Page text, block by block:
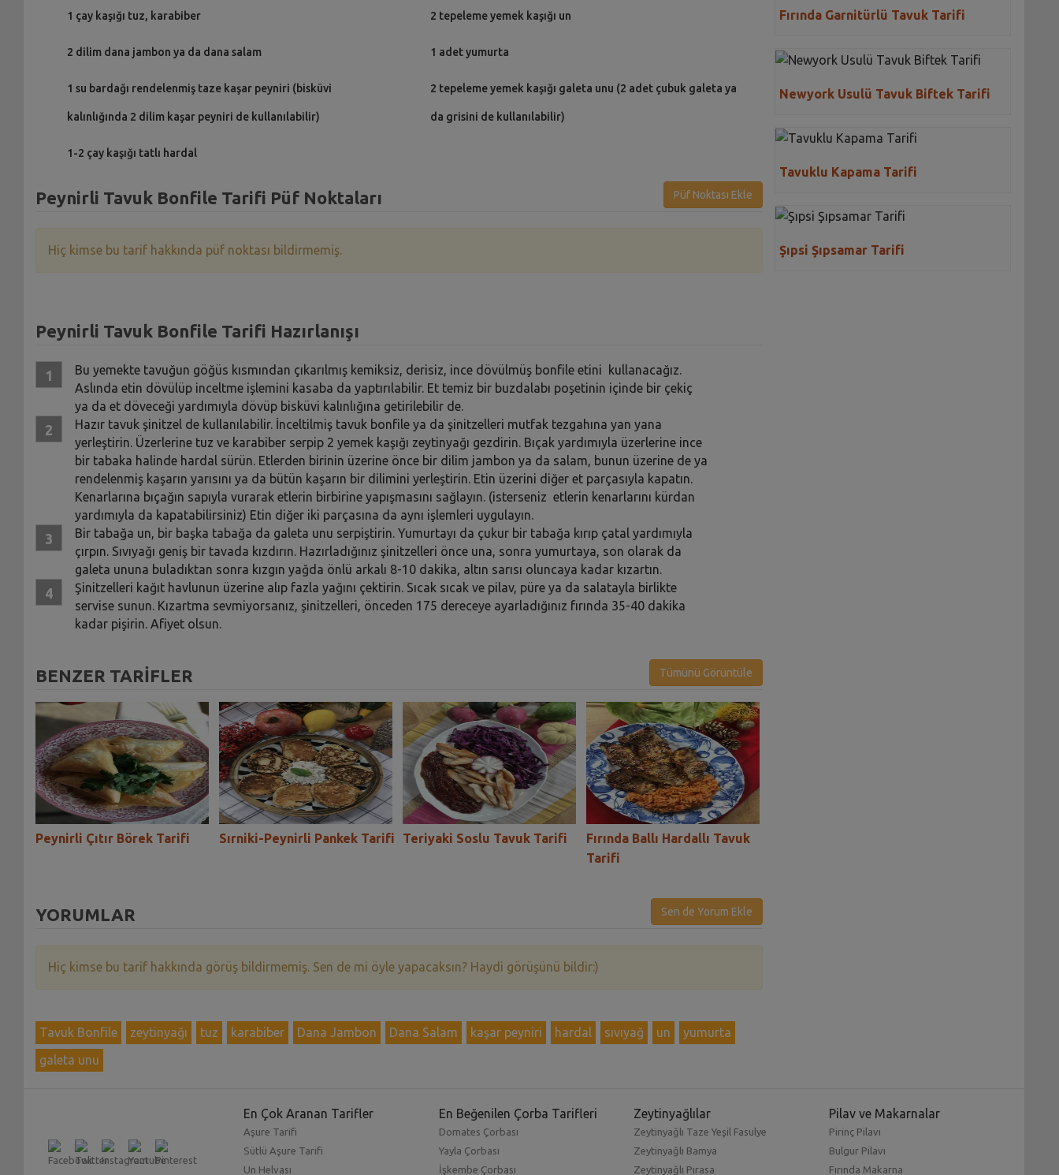
1 çay kaşığı tuz, karabiber
2 dilim dana jambon ya da dana salam
1 su bardağı rendelenmiş taze kaşar peyniri (bisküvi
kalınlığında 2 dilim kaşar peyniri de kullanılabilir)
1-2 çay kaşığı tatlı hardal
2 tepeleme yemek kaşığı un
1 adet yumurta
2 tepeleme yemek kaşığı galeta unu (2 adet çubuk galeta ya
da grisini de kullanılabilir)
Peynirli Tavuk Bonfile Tarifi Püf Noktaları Püf Noktası Ekle
Hiç kimse bu tarif hakkında püf noktası bildirmemiş.
Peynirli Tavuk Bonfile Tarifi Hazırlanışı
Bu yemekte tavuğun göğüs kısmından çıkarılmış kemiksiz, derisiz, ince dövülmüş bonfile etini kullanacağız.
Aslında etin dövülüp inceltme işlemini kasaba da yaptırılabilir. Et temiz bir buzdalabı poşetinin içinde bir çekiç
ya da et döveceği yardımıyla dövüp bisküvi kalınlığına getirilebilir de.
Hazır tavuk şinitzel de kullanılabilir. İnceltilmiş tavuk bonfile ya da şinitzelleri mutfak tezgahına yan yana
yerleştirin. Üzerlerine tuz ve karabiber serpip 2 yemek kaşığı zeytinyağı gezdirin. Bıçak yardımıyla üzerlerine ince
bir tabaka halinde hardal sürün. Etlerden birinin üzerine önce bir dilim jambon ya da salam, bunun üzerine de ya
rendelenmiş kaşarın yarısını ya da bütün kaşarın bir dilimini yerleştirin. Etin üzerini diğer et parçasıyla kapatın.
Kenarlarına bıçağın sapıyla vurarak etlerin birbirine yapışmasını sağlayın. (isterseniz etlerin kenarlarını kürdan
yardımıyla da kapatabilirsiniz) Etin diğer iki parçasına da aynı işlemleri uygulayın.
Bir tabağa un, bir başka tabağa da galeta unu serpiştirin. Yumurtayı da çukur bir tabağa kırıp çatal yardımıyla
çırpın. Sıvıyağı geniş bir tavada kızdırın. Hazırladığınız şinitzelleri önce una, sonra yumurtaya, son olarak da
galeta ununa buladıktan sonra kızgın yağda önlü arkalı 8-10 dakika, altın sarısı oluncaya kadar kızartın.
Şinitzelleri kağıt havlunun üzerine alıp fazla yağını çektirin. Sıcak sıcak ve pilav, püre ya da salatayla birlikte
servise sunun. Kızartma sevmiyorsanız, şinitzelleri, önceden 175 dereceye ayarladığınız fırında 35-40 dakika
kadar pişirin. Afiyet olsun.
BENZER TARİFLER Tümünü Görüntüle
Peynirli Çıtır Börek Tarifi Sırniki-Peynirli Pankek Tarifi Teriyaki Soslu Tavuk Tarifi
Fırında Ballı Hardallı Tavuk
Tarifi
YORUMLAR Sen de Yorum Ekle
Hiç kimse bu tarif hakkında görüş bildirmemiş. Sen de mi öyle yapacaksın? Haydi görüşünü bildir:)
Tavuk Bonfile zeytinyağı tuz karabiber Dana Jambon Dana Salam kaşar peyniri hardal sıvıyağ un
yumurta
galeta unu
Fırında Garnitürlü Tavuk Tarifi
Newyork Usulü Tavuk Biftek Tarifi
Tavuklu Kapama Tarifi
Şıpsi Şıpsamar Tarifi
En Çok Aranan Tarifler
Aşure Tarifi
Sütlü Aşure Tarifi
Un Helvası
En Beğenilen Çorba Tarifleri
Domates Çorbası
Yayla Çorbası
İşkembe Çorbası
Zeytinyağlılar
Zeytinyağlı Taze Yeşil Fasulye
Zeytinyağlı Bamya
Zeytinyağlı Pırasa
Pilav ve Makarnalar
Pirinç Pilavı
Bulgur Pilavı
Fırında Makarna